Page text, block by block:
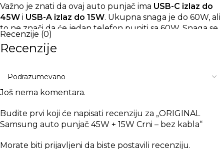
Važno je znati da ovaj auto punjač ima USB-C izlaz do
45W i USB-A izlaz do 15W. Ukupna snaga je do 60W, ali
to ne znači da će jedan telefon puniti sa 60W. Snaga se
raspoređuje po izlazima.
već će koristiti snagu koju uređaj dozvoljava. Ako
telefon ili tablet podržava 45W, tada ovaj punjač ima
Za punjenje do 45W veoma je važan kvalitetan USB-C
Ako koristite slabiji, oštećen ili neodgovarajući kabl,
Recenzije (0)
Recenzije
Još nema komentara.
Budite prvi koji će napisati recenziju za „ORIGINAL
Samsung auto punjač 45W + 15W Crni – bez kabla“
Morate biti prijavljeni da biste postavili recenziju.